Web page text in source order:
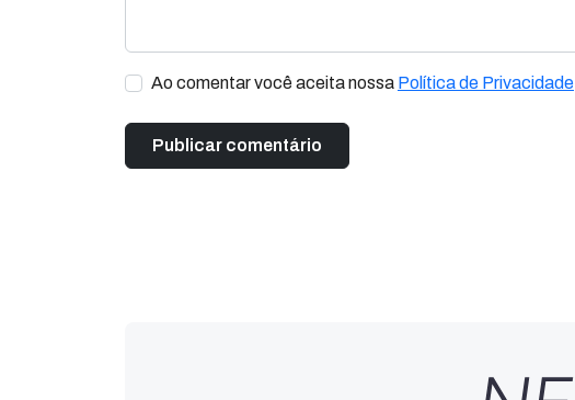
Ao comentar você aceita nossa Política de Privacidade